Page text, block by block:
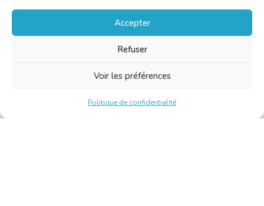
Accepter
Refuser
Voir les préférences
Politique de confidentialité